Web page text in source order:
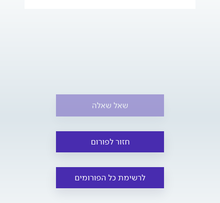
שאל שאלה
חזור לפורום
לרשימת כל הפורומים